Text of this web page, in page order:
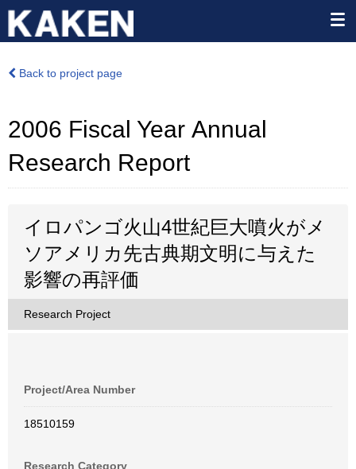
Back to project page
2006 Fiscal Year Annual
Research Report
イロパンゴ火山4世紀巨大噴火がメ
ソアメリカ先古典期文明に与えた
影響の再評価
Research Project
Project/Area Number
18510159
Research Category